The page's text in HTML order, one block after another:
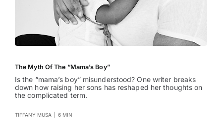
The Myth Of The “Mama’s Boy”
Is the “mama’s boy” misunderstood? One writer breaks
down how raising her sons has reshaped her thoughts on
the complicated term.
TIFFANY MUSA 6 MIN